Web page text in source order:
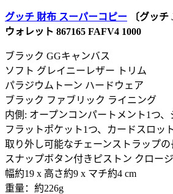
グッチ 財布 スーパーコピー 〔グッチ
ウォレット 867165 FAFV4 1000
ブラック GGキャンバス
ソフト グレイニーレザー トリム
パラジウムトーン ハードウェア
ブラック ファブリック ライニング
内側: オープンコンパートメント1つ、
フラットポケット1つ、カードスロッ
取り外し可能なチェーンストラップの
スナップボタン付きピストン クロー
幅約19 x 高さ約9 x マチ約4 cm
重量：約226g